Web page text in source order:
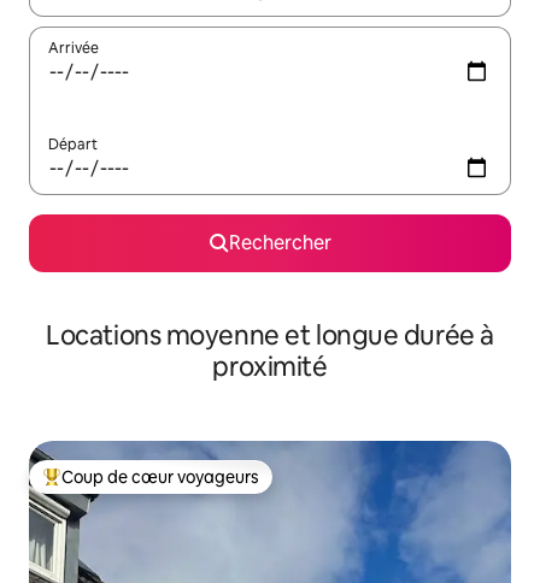
Arrivée
Départ
Rechercher
Locations moyenne et longue durée à
proximité
Coups de cœur voyageurs les plus appréciés
Coup de cœur voyageurs